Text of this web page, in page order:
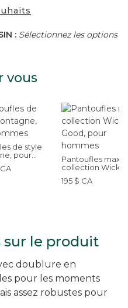
: Sélectionnez les options
vous
de style
pour
Pantoufles maxi,
collection
Good, pour
195 $ CA
sur le produit
doublure en
pour les moments
assez robustes pour